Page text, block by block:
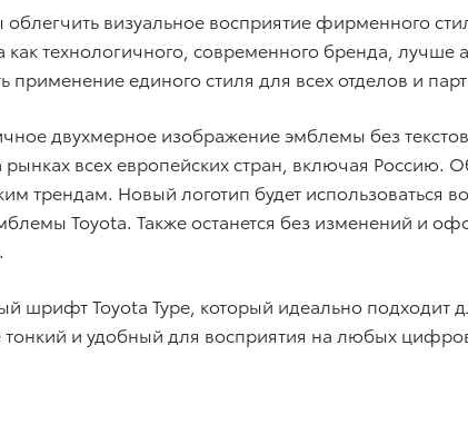
визуальное восприятие фирменного
как технологичного, современного бренда,
единого стиля для всех отделов и
двухмерное изображение эмблемы без
всех европейских стран, включая Россию.
трендам. Новый логотип будет использоваться
Toyota. Также останется без изменений и
шрифт Toyota Type, который идеально
и удобный для восприятия на любых